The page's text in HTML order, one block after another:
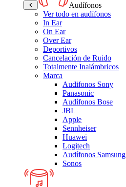
Audífonos
Ver todo en audífonos
In Ear
On Ear
Over Ear
Deportivos
Cancelación de Ruido
Totalmente Inalámbricos
Marca
Audifonos Sony
Panasonic
Audífonos Bose
JBL
Apple
Sennheiser
Huawei
Logitech
Audífonos Samsung
Sonos